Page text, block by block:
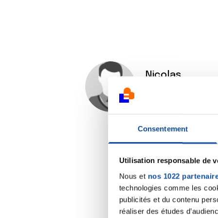
Consentement
Utilisation responsable de
Nous et nos 1022
technologies comme les
publicités et du contenu
réaliser des études
Nicolas